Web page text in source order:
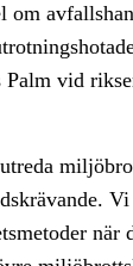
om
Palm vid
när